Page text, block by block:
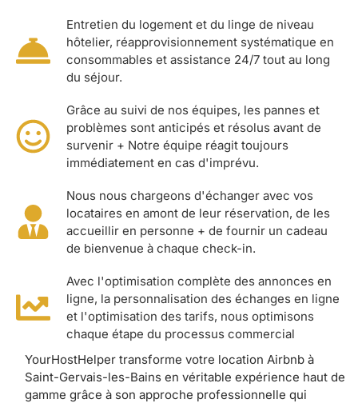
Entretien du logement et du linge de niveau
hôtelier, réapprovisionnement systématique en
consommables et assistance 24/7 tout au long
du séjour.
Grâce au suivi de nos équipes, les pannes et
problèmes sont anticipés et résolus avant de
survenir + Notre équipe réagit toujours
immédiatement en cas d'imprévu.
Nous nous chargeons d'échanger avec vos
locataires en amont de leur réservation, de les
accueillir en personne + de fournir un cadeau
de bienvenue à chaque check-in.
Avec l'optimisation complète des annonces en
ligne, la personnalisation des échanges en ligne
et l'optimisation des tarifs, nous optimisons
chaque étape du processus commercial
YourHostHelper transforme votre location Airbnb à
Saint-Gervais-les-Bains en véritable expérience haut de
gamme grâce à son approche professionnelle qui